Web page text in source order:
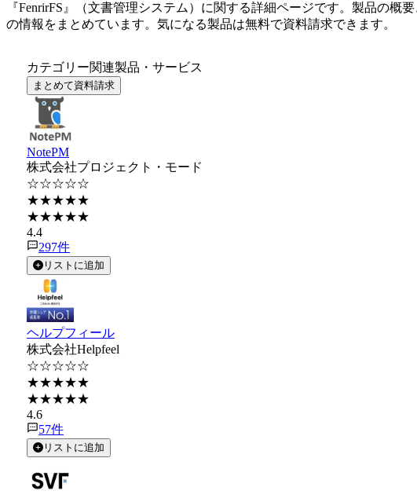
『FenrirFS』（文書管理システム）に関する詳細ページです。製品の概
の情報をまとめています。気になる製品は無料で資料請求できます。
カテゴリー関連製品・サービス
まとめて資料請求
NotePM
株式会社プロジェクト・モード
☆☆☆☆☆
★★★★★
★★★★★
4.4
297件
リストに追加
ヘルプフィール
株式会社Helpfeel
☆☆☆☆☆
★★★★★
★★★★★
4.6
57件
リストに追加